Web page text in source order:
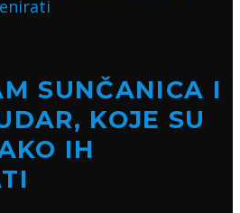
SUNČANICA I
KOJE SU
IH